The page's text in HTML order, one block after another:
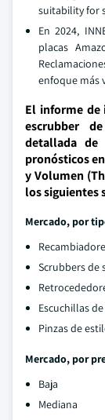
suitability for
En 2024,
placas
enfoque más
El informe de
escrubber
detallada
pronósticos
y Volumen
los siguientes
Mercado, por
Scrubbers de
Escuchillas
Pinzas de
Mercado, por
Baja
Mediana